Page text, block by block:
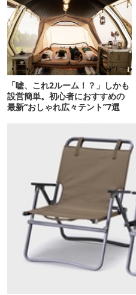
「嘘、これ2ルーム！？」しかも
設営簡単。初心者におすすめの
最新“おしゃれ広々テント”7選